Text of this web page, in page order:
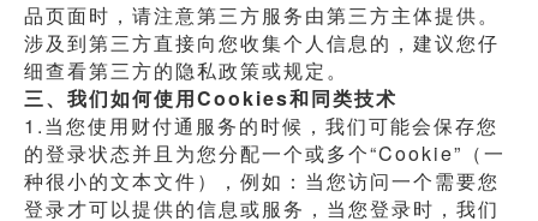
品页面时，请注意第三方服务由第三方主体提供。
涉及到第三方直接向您收集个人信息的，建议您仔
细查看第三方的隐私政策或规定。
三、我们如何使用Cookies和同类技术
1.当您使用财付通服务的时候，我们可能会保存您
的登录状态并且为您分配一个或多个“Cookie”（一
种很小的文本文件），例如：当您访问一个需要您
登录才可以提供的信息或服务，当您登录时，我们